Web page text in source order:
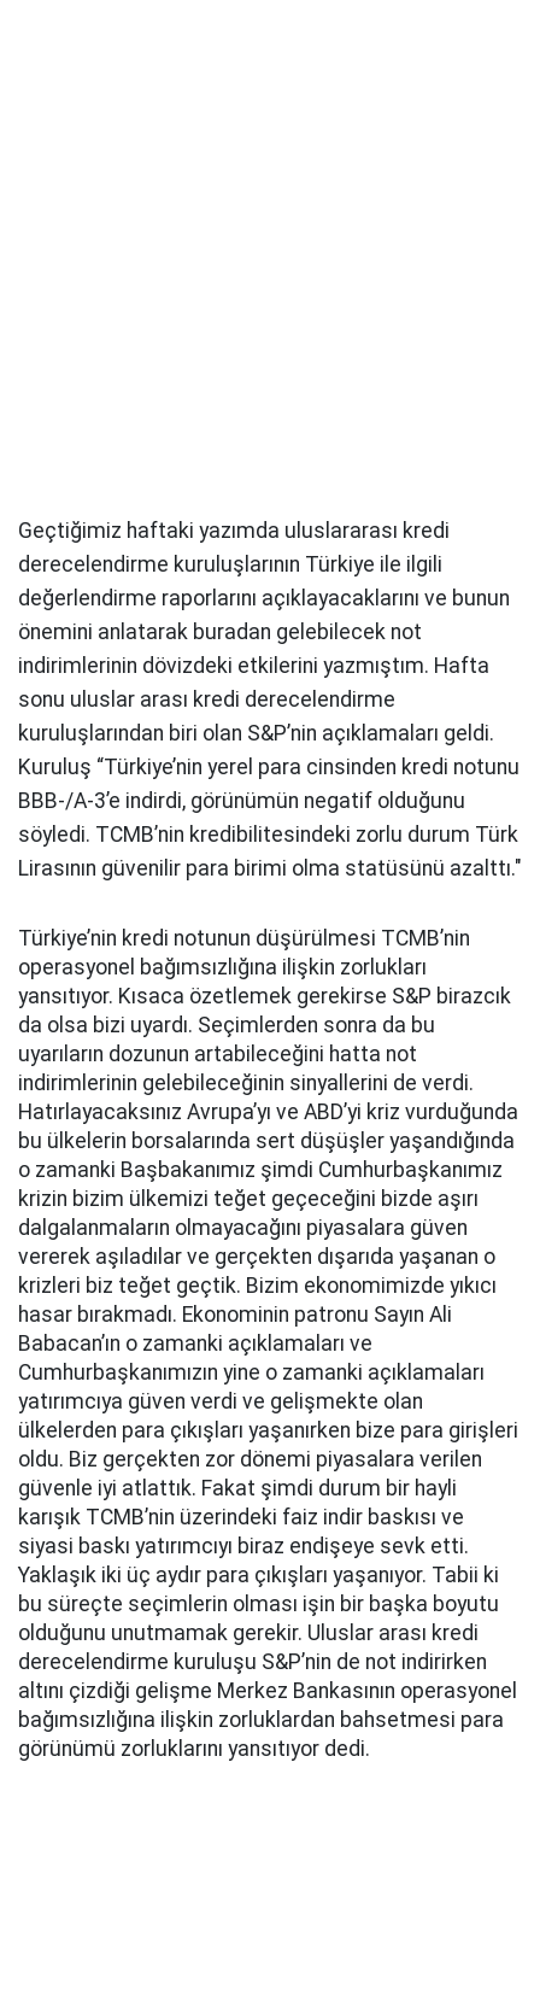
Geçtiğimiz haftaki yazımda uluslararası kredi
derecelendirme kuruluşlarının Türkiye ile ilgili
değerlendirme raporlarını açıklayacaklarını ve bunun
önemini anlatarak buradan gelebilecek not
indirimlerinin dövizdeki etkilerini yazmıştım. Hafta
sonu uluslar arası kredi derecelendirme
kuruluşlarından biri olan S&P’nin açıklamaları geldi.
Kuruluş “Türkiye’nin yerel para cinsinden kredi notunu
BBB-/A-3’e indirdi, görünümün negatif olduğunu
söyledi. TCMB’nin kredibilitesindeki zorlu durum Türk
Lirasının güvenilir para birimi olma statüsünü azalttı."
Türkiye’nin kredi notunun düşürülmesi TCMB’nin
operasyonel bağımsızlığına ilişkin zorlukları
yansıtıyor. Kısaca özetlemek gerekirse S&P birazcık
da olsa bizi uyardı. Seçimlerden sonra da bu
uyarıların dozunun artabileceğini hatta not
indirimlerinin gelebileceğinin sinyallerini de verdi.
Hatırlayacaksınız Avrupa’yı ve ABD’yi kriz vurduğunda
bu ülkelerin borsalarında sert düşüşler yaşandığında
o zamanki Başbakanımız şimdi Cumhurbaşkanımız
krizin bizim ülkemizi teğet geçeceğini bizde aşırı
dalgalanmaların olmayacağını piyasalara güven
vererek aşıladılar ve gerçekten dışarıda yaşanan o
krizleri biz teğet geçtik. Bizim ekonomimizde yıkıcı
hasar bırakmadı. Ekonominin patronu Sayın Ali
Babacan’ın o zamanki açıklamaları ve
Cumhurbaşkanımızın yine o zamanki açıklamaları
yatırımcıya güven verdi ve gelişmekte olan
ülkelerden para çıkışları yaşanırken bize para girişleri
oldu. Biz gerçekten zor dönemi piyasalara verilen
güvenle iyi atlattık. Fakat şimdi durum bir hayli
karışık TCMB’nin üzerindeki faiz indir baskısı ve
siyasi baskı yatırımcıyı biraz endişeye sevk etti.
Yaklaşık iki üç aydır para çıkışları yaşanıyor. Tabii ki
bu süreçte seçimlerin olması işin bir başka boyutu
olduğunu unutmamak gerekir. Uluslar arası kredi
derecelendirme kuruluşu S&P’nin de not indirirken
altını çizdiği gelişme Merkez Bankasının operasyonel
bağımsızlığına ilişkin zorluklardan bahsetmesi para
görünümü zorluklarını yansıtıyor dedi.